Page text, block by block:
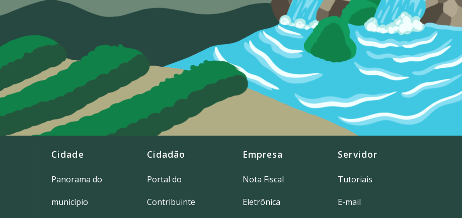
Cidade
Panorama do
município
Cidadão
Portal do
Contribuinte
Empresa
Nota Fiscal
Eletrônica
Servidor
Tutoriais
E-mail